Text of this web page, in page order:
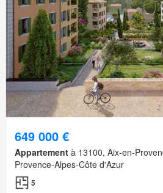
649 000 €
Appartement à 13100, Aix-en-
Provence-Alpes-Côte d'Azur
5